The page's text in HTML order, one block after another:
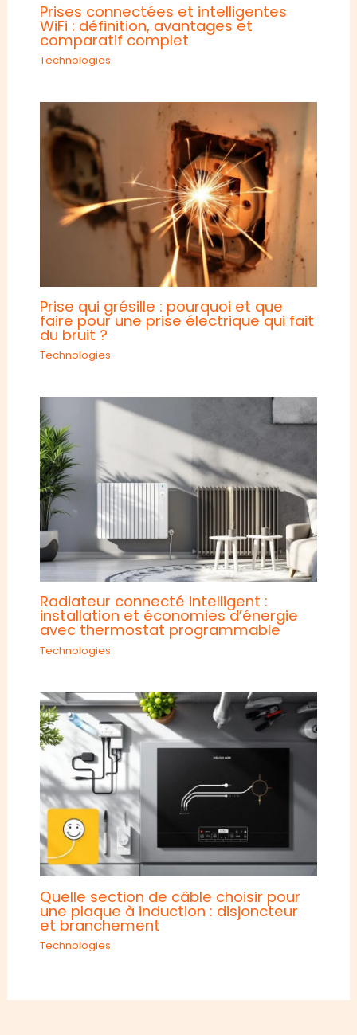
Prises connectées et intelligentes
WiFi : définition, avantages et
comparatif complet
Technologies
Prise qui grésille : pourquoi et que
faire pour une prise électrique qui fait
du bruit ?
Technologies
Radiateur connecté intelligent :
installation et économies d’énergie
avec thermostat programmable
Technologies
Quelle section de câble choisir pour
une plaque à induction : disjoncteur
et branchement
Technologies